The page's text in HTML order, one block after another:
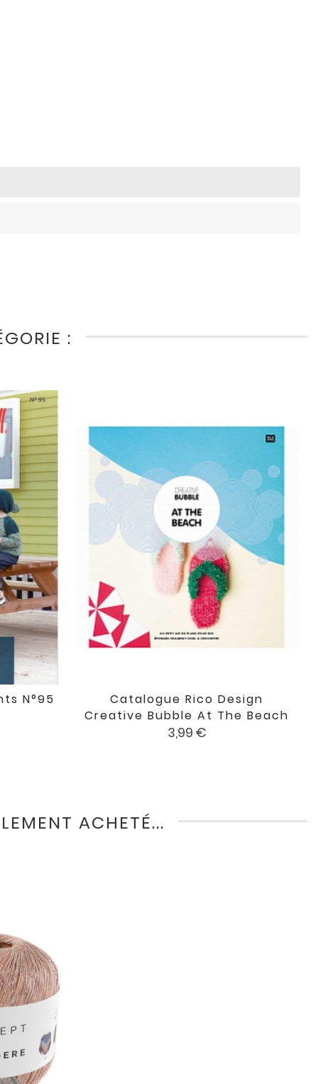
:
N°95
favorite
Catalogue Rico Design
Creative Bubble At The Beach
Prix
3,99 €
 favorite
ACHETÉ...